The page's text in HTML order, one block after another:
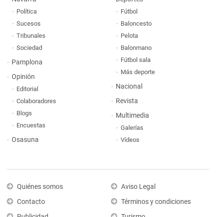
Política
Sucesos
Tribunales
Sociedad
Pamplona
Opinión
Editorial
Colaboradores
Blogs
Encuestas
Osasuna
Fútbol
Baloncesto
Pelota
Balonmano
Fútbol sala
Más deporte
Nacional
Revista
Multimedia
Galerías
Vídeos
Quiénes somos
Contacto
Aviso Legal
Términos y condiciones